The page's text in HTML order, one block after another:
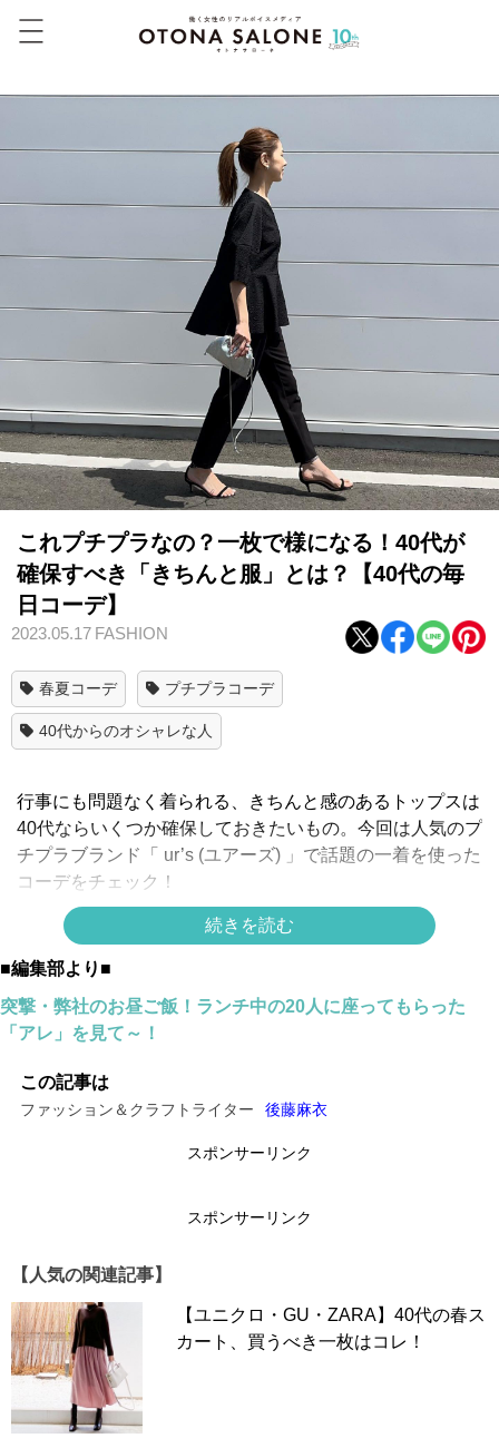
これプチプラなの？一枚で様になる！40代が
確保すべき「きちんと服」とは？【40代の毎
日コーデ】
2023.05.17 FASHION
春夏コーデ プチプラコーデ
40代からのオシャレな人
行事にも問題なく着られる、きちんと感のあるトップスは
40代ならいくつか確保しておきたいもの。今回は人気のプ
チプラブランド「 ur’s (ユアーズ) 」で話題の一着を使った
コーデをチェック！
もっと見る▶▶
いま、40代が注目する「ペプラムジレ」っ
て知ってる？ウエスト細見え＆脚長効果の3コーデを紹介
【40代の毎日コーデ】
こちらの方が紹介してるのが「ふくれジャガードVネック
トップス」のワントーンコーデ。シルバーのバッグを合わ
せて全身ブラックコーデのワンポイントにしています。
きれいに見せ、ふんわりと膨らんだ袖で肩まわりも華奢な
クのほか、ホワイト、ベージュ、グリーンの４色展開。
続きを読む
■編集部より■
突撃・弊社のお昼ご飯！ランチ中の20人に座ってもらった
「アレ」を見て～！
この記事は
ファッション＆クラフトライター 後藤麻衣
スポンサーリンク
スポンサーリンク
【人気の関連記事】
【ユニクロ・GU・ZARA】40代の春ス
カート、買うべき一枚はコレ！